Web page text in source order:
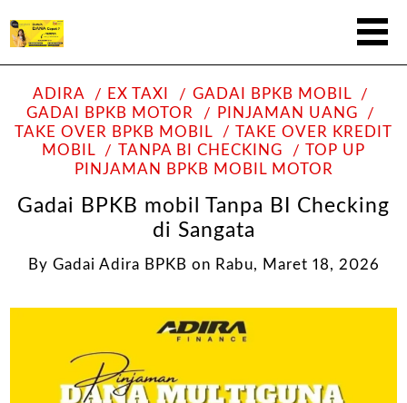
ADIRA EX TAXI
GADAI BPKB MOBIL
GADAI BPKB MOTOR
PINJAMAN UANG
TAKE OVER BPKB MOBIL
TAKE OVER KREDIT
MOBIL
TANPA BI CHECKING
TOP UP
PINJAMAN BPKB MOBIL MOTOR
Gadai BPKB mobil Tanpa BI Checking
di Sangata
By Gadai Adira BPKB on Rabu, Maret 18, 2026